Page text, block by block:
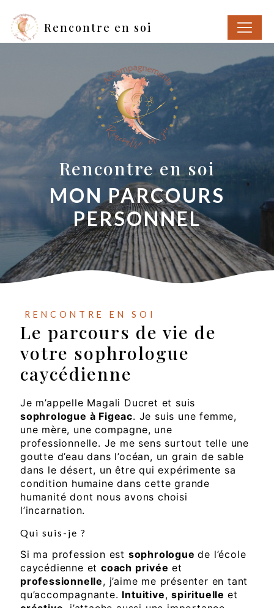
Rencontre en soi
Rencontre en soi
MON PARCOURS
PERSONNEL
RENCONTRE EN SOI
Le parcours de vie de
votre sophrologue
caycédienne
Je m’appelle Magali Ducret et suis
sophrologue à Figeac. Je suis une femme,
une mère, une compagne, une
professionnelle. Je me sens surtout telle une
goutte d’eau dans l’océan, un grain de sable
dans le désert, un être qui expérimente sa
condition humaine dans cette grande
humanité dont nous avons choisi
l’incarnation.
Qui suis-je ?
Si ma profession est sophrologuede l’école
caycédienne etcoach privée et
professionnelle, j’aime me présenter en tant
qu’accompagnante. Intuitive,spirituelle et